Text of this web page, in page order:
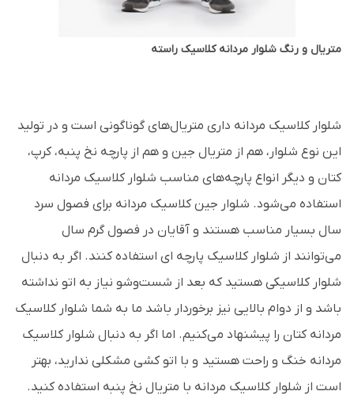
متریال و رنگ شلوار مردانه کلاسیک راسته
شلوار کلاسیک مردانه داری متریال‌های گوناگونی است و در تولید
این نوع شلوار، هم از متریال جین و هم از پارچه نخ پنبه، کرپ،
کتان و دیگر انواع پارچه‌های مناسب شلوار کلاسیک مردانه
استفاده می‌شود. شلوار جین کلاسیک مردانه برای فصول سرد
سال بسیار مناسب هستند و آقایان در فصول گرم سال
می‌توانند از شلوار کلاسیک پارچه ای استفاده کنند. اگر به دنبال
شلوار کلاسیکی هستید که بعد از شست‌وشو نیاز به اتو نداشته
باشد و از دوام بالایی نیز برخوردار باشد ما به شما شلوار کلاسیک
مردانه کتان را پیشنهاد می‌کنیم. اما اگر به دنبال شلوار کلاسیک
مردانه خنگ و راحت هستید و با اتو کشی مشکلی ندارید، بهتر
است از شلوار کلاسیک مردانه با متریال نخ پنبه استفاده کنید.